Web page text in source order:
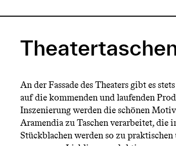
An der Fassade des Theaters gibt es
auf die kommenden und laufenden
Inszenierung werden die schönen
Aramendia zu Taschen verarbeitet, die
Stückblachen werden so zu